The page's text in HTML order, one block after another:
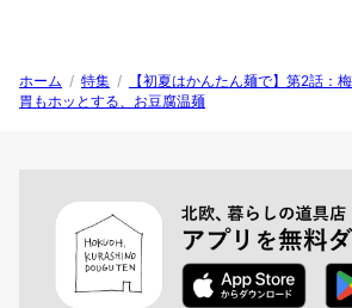
ホーム / 特集 /
【初夏はかんたん麺で】第2話：
胃もホッとする、お豆腐温麺